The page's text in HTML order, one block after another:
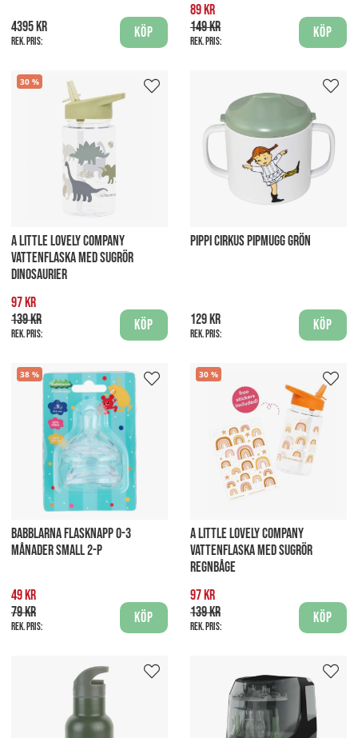
4395 kr
Rek. pris:
Köp
89 kr
149 kr
Rek. pris:
Köp
30
A LITTLE LOVELY COMPANY
VATTENFLASKA MED SUGRÖR
DINOSAURIER
97 kr
139 kr
Rek. pris:
Köp
PIPPI CIRKUS PIPMUGG GRÖN
129 kr
Rek. pris:
Köp
38
BABBLARNA FLASKNAPP 0-3
MÅNADER SMALL 2-P
49 kr
79 kr
Rek. pris:
Köp
30
A LITTLE LOVELY COMPANY
VATTENFLASKA MED SUGRÖR
REGNBÅGE
97 kr
139 kr
Rek. pris:
Köp